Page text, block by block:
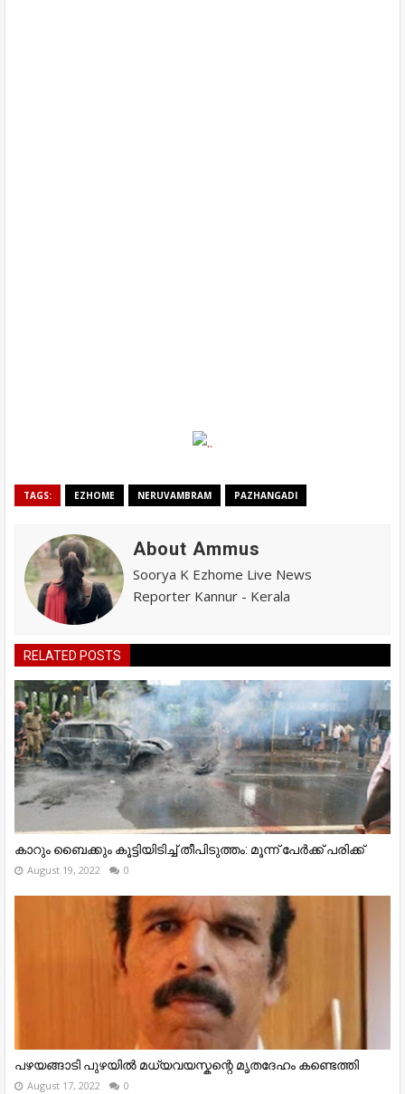
TAGS: EZHOME NERUVAMBRAM PAZHANGADI
About Ammus
Soorya K Ezhome Live News
Reporter Kannur - Kerala
RELATED POSTS
കാറും ബൈക്കും കൂട്ടിയിടിച്ച് തീപിടുത്തം: മൂന്ന് പേർക്ക് പരിക്ക്
August 19, 2022 0
പഴയങ്ങാടി പുഴയിൽ മധ്യവയസ്കന്റെ മൃതദേഹം കണ്ടെത്തി
August 17, 2022 0